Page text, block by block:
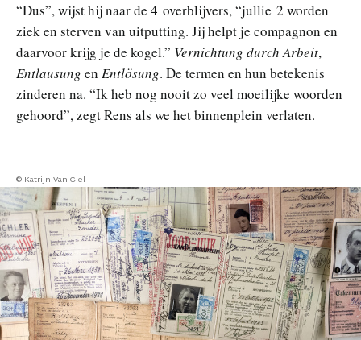
“Dus”, wijst hij naar de 4 overblijvers, “jullie 2 worden
ziek en sterven van uitputting. Jij helpt je compagnon en
daarvoor krijg je de kogel.” Vernichtung durch Arbeit,
Entlausung en Entlösung. De termen en hun betekenis
zinderen na. “Ik heb nog nooit zo veel moeilijke woorden
gehoord”, zegt Rens als we het binnenplein verlaten.
© Katrijn Van Giel